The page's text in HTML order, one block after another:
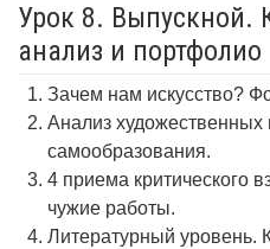
Урок 8. Выпускной.
анализ и портфолио
Зачем нам искусство?
Анализ художественных
самообразования.
4 приема критического
чужие работы.
Литературный уровень.